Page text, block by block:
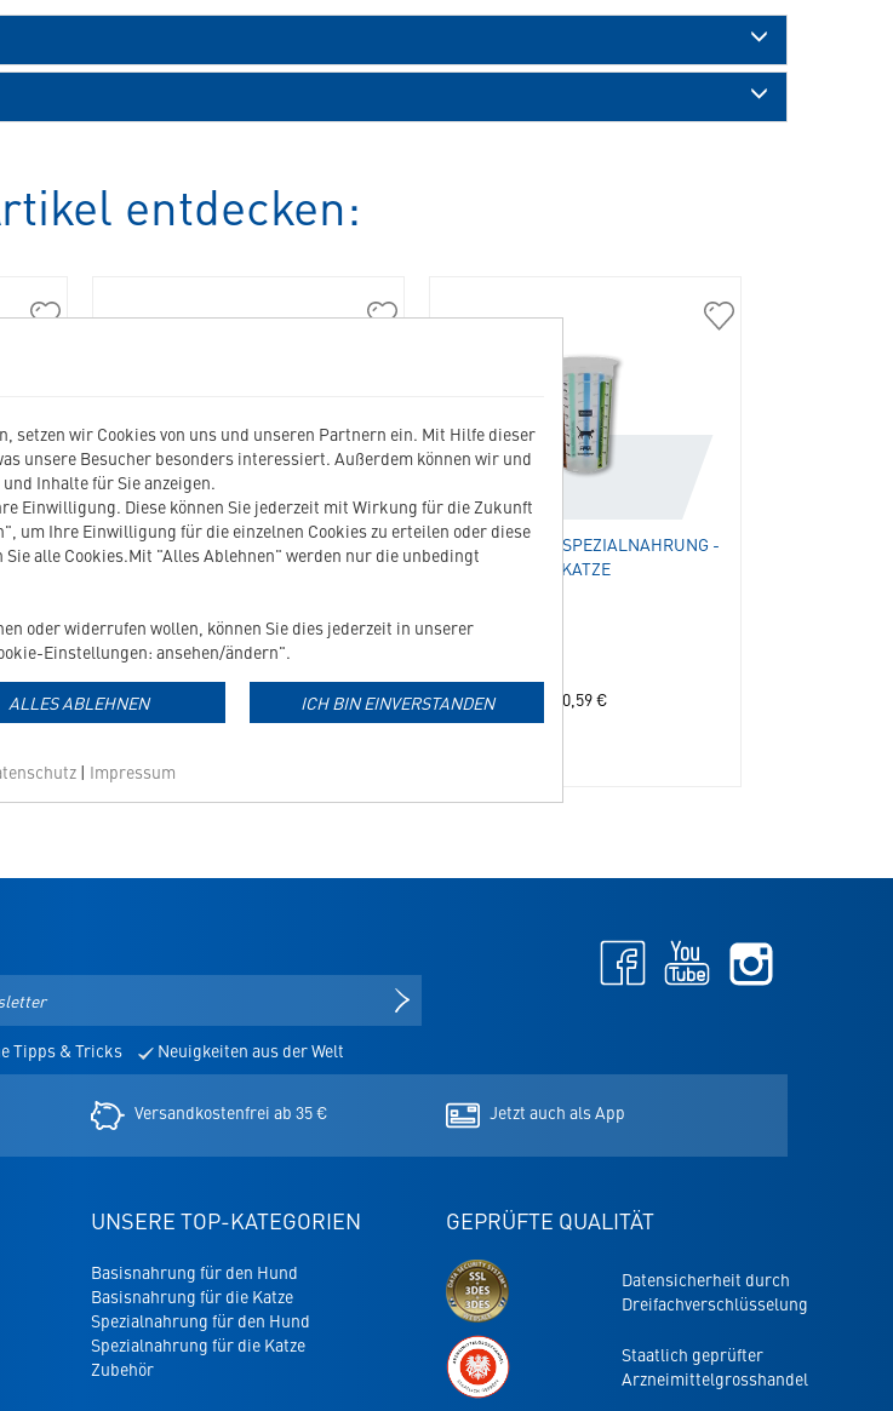
entdecken:
die
Merkliste
hinzufügen
ml
die
Merkliste
hinzufügen
FUTTERBEHÄLTER (3 KG)
230025
MESSBECHER SPEZIALNAHRUNG -
KATZE
0,59€
setzen wir Cookies von uns und unseren Partnern ein. Mit Hilfe dieser
unsere Besucher besonders interessiert. Außerdem können wir und
Inhalte für Sie anzeigen.
Einwilligung. Diese können Sie jederzeit mit Wirkung für die Zukunft
um Ihre Einwilligung für die einzelnen Cookies zu erteilen oder diese
alle Cookies.Mit "Alles Ablehnen" werden nur die unbedingt
oder widerrufen wollen, können Sie dies jederzeit in unserer
Einstellungen: ansehen/ändern".
ICH BIN EINVERSTANDEN
ALLES ABLEHNEN
| Impressum
NEWSLETTER ANMELDEN
Tipps & Tricks Neuigkeiten aus der Welt
Facebook
Tab
Youtube
Tab
Tab
Versandkostenfrei ab 35 € Jetzt auch als App
UNSERE TOP-KATEGORIEN
Basisnahrung für den Hund
Basisnahrung für die Katze
Spezialnahrung für den Hund
Spezialnahrung für die Katze
Zubehör
GEPRÜFTE QUALITÄT
Datensicherheit durch
Dreifachverschlüsselung
Staatlich geprüfter
Arzneimittelgrosshandel